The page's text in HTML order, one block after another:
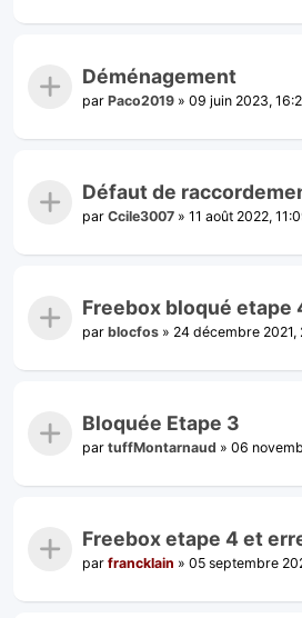
Déménagement
par Paco2019 » 09 juin 2023,
Défaut de
par Ccile3007 » 11 août 2022,
Freebox bloqué etape
par blocfos » 24 décembre 2021,
Bloquée Etape 3
par tuffMontarnaud » 06
Freebox etape 4 et
par francklain » 05 septembre